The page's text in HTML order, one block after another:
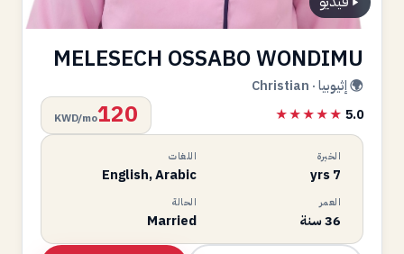
MELESECH OSSABO WONDIMU
🌍 إثيوبيا · Christian
★★★★★ 5.0
120
KWD/mo
الخبرة
7 yrs
اللغات
English, Arabic
العمر
36 سنة
الحالة
Married